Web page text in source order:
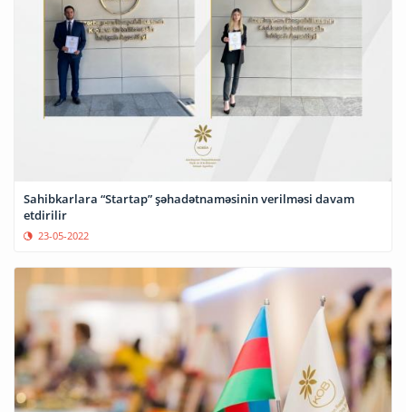
Sahibkarlara “Startap” şəhadətnaməsinin verilməsi davam
etdirilir
23-05-2022